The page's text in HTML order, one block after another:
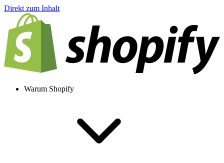
Direkt zum Inhalt
Warum Shopify